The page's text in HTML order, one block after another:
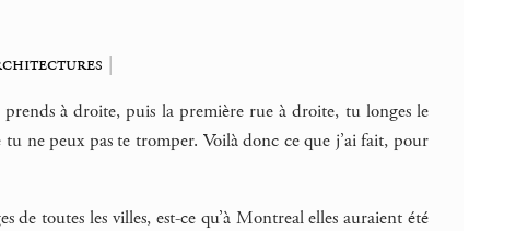
|
à droite, puis la première rue à droite, tu longes le
ne peux pas te tromper. Voilà donc ce que j’ai fait, pour
de toutes les villes, est-ce qu’à Montreal elles auraient été